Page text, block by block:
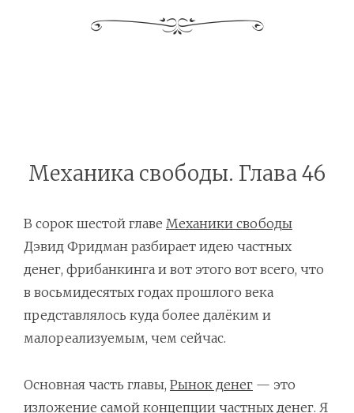
Механика свободы. Глава 46
В сорок шестой главе Механики свободы
Дэвид Фридман разбирает идею частных
денег, фрибанкинга и вот этого вот всего, что
в восьмидесятых годах прошлого века
представлялось куда более далёким и
малореализуемым, чем сейчас.
Основная часть главы, Рынок денег — это
изложение самой концепции частных денег. Я